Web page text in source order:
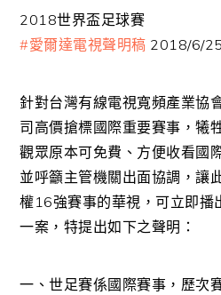
2018世界盃足球賽
#愛爾達電視聲明稿 2018/6/25
針對台灣有線電視寬頻產業協
司高價搶標國際重要賽事，犧
觀眾原本可免費、方便收看國
並呼籲主管機關出面協調，讓
權16強賽事的華視，可立即播
一案，特提出如下之聲明：
一、世足賽係國際賽事，歷次